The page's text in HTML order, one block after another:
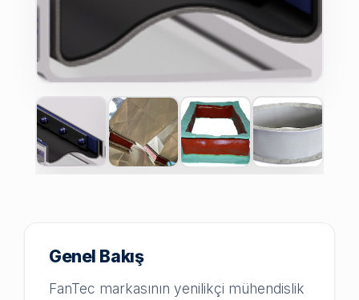
Genel Bakış
FanTec markasının yenilikçi mühendislik